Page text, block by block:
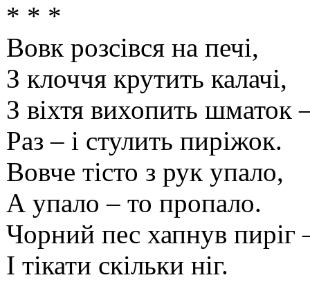
* * *
Вовк розсівся на печі,
З клоччя крутить калачі,
З віхтя вихопить шматок
Раз – і стулить пиріжок.
Вовче тісто з рук упало,
А упало – то пропало.
Чорний пес хапнув пиріг
І тікати скільки ніг.